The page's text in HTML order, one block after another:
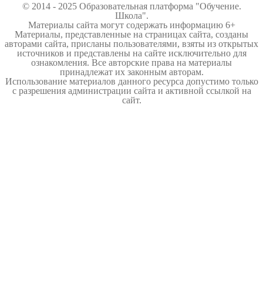
© 2014 - 2025 Образовательная платформа "Обучение.
Школа".
Материалы сайта могут содержать информацию 6+
Материалы, представленные на страницах сайта, созданы
авторами сайта, присланы пользователями, взяты из открытых
источников и представлены на сайте исключительно для
ознакомления. Все авторские права на материалы
принадлежат их законным авторам.
Использование материалов данного ресурса допустимо только
с разрешения администрации сайта и активной ссылкой на
сайт.